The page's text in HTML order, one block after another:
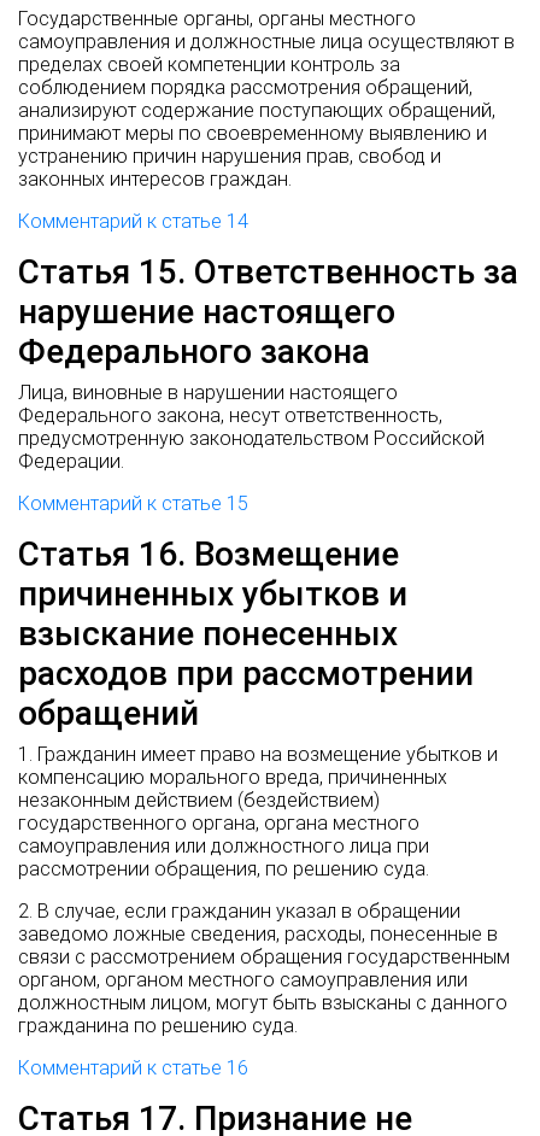
Государственные органы, органы местного
самоуправления и должностные лица осуществляют в
пределах своей компетенции контроль за
соблюдением порядка рассмотрения обращений,
анализируют содержание поступающих обращений,
принимают меры по своевременному выявлению и
устранению причин нарушения прав, свобод и
законных интересов граждан.
Комментарий к статье 14
Статья 15. Ответственность за
нарушение настоящего
Федерального закона
Лица, виновные в нарушении настоящего
Федерального закона, несут ответственность,
предусмотренную законодательством Российской
Федерации.
Комментарий к статье 15
Статья 16. Возмещение
причиненных убытков и
взыскание понесенных
расходов при рассмотрении
обращений
1. Гражданин имеет право на возмещение убытков и
компенсацию морального вреда, причиненных
незаконным действием (бездействием)
государственного органа, органа местного
самоуправления или должностного лица при
рассмотрении обращения, по решению суда.
2. В случае, если гражданин указал в обращении
заведомо ложные сведения, расходы, понесенные в
связи с рассмотрением обращения государственным
органом, органом местного самоуправления или
должностным лицом, могут быть взысканы с данного
гражданина по решению суда.
Комментарий к статье 16
Статья 17. Признание не